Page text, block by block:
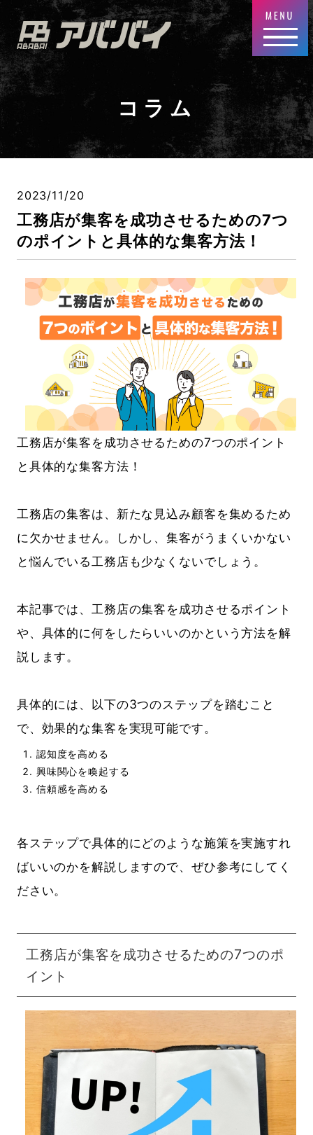
コラム
2023/11/20
工務店が集客を成功させるための7つ
のポイントと具体的な集客方法！
工務店が集客を成功させるための7つのポイント
と具体的な集客方法！
工務店の集客は、新たな見込み顧客を集めるため
に欠かせません。しかし、集客がうまくいかない
と悩んでいる工務店も少なくないでしょう。
本記事では、工務店の集客を成功させるポイント
や、具体的に何をしたらいいのかという方法を解
説します。
具体的には、以下の3つのステップを踏むこと
で、効果的な集客を実現可能です。
認知度を高める
興味関心を喚起する
信頼感を高める
各ステップで具体的にどのような施策を実施すれ
ばいいのかを解説しますので、ぜひ参考にしてく
ださい。
工務店が集客を成功させるための7つのポ
イント